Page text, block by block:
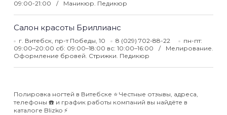
09:00-21:00
Маникюр. Педикюр
Салон красоты Бриллианс
г. Витебск, пр-т Победы, 10 8 (029) 702-88-22
пн-пт:
09:00–20:00 сб: 09:00–18:00 вс: 10:00–16:00
Мелирование.
Оформление бровей. Стрижки. Педикюр
Полировка ногтей в Витебске ⭐️ Честные отзывы, адреса,
телефоны ☎️ и график работы компаний вы найдёте в
каталоге Blizko ⚡️